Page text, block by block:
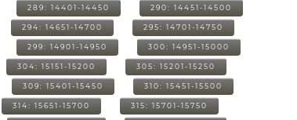
289: 14401-14450 290: 14451-14500
294: 14651-14700 295: 14701-14750
299: 14901-14950 300: 14951-15000
304: 15151-15200 305: 15201-15250
309: 15401-15450 310: 15451-15500
314: 15651-15700 315: 15701-15750